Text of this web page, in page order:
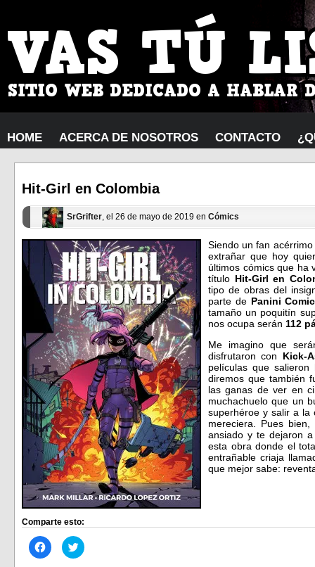
HOME ACERCA DE NOSOTROS CONTACTO
Hit-Girl en Colombia
SrGrifter, el 26 de mayo de 2019 en Cómics
Siendo un fan
extrañar que hoy
últimos cómics que ha
título Hit-Girl en
tipo de obras del
parte de Panini
tamaño un poquitín
nos ocupa serán 112
Me imagino que
disfrutaron con Kick-
películas que
diremos que también
las ganas de ver en
muchachuelo que un
superhéroe y salir a la
mereciera. Pues
ansiado y te dejaron
esta obra donde el
entrañable criaja
que mejor sabe:
Comparte esto:
Haz
clic
Haz
clic